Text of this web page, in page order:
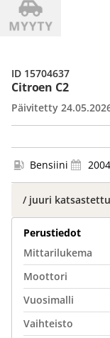
Citroen C2
Päivitetty
ID 15704637
Bensiini 2004
/ juuri
Perustiedot
Mittarilukema
Moottori
Vuosimalli
Vaihteisto